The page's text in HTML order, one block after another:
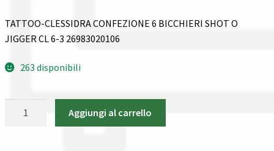
Confronta
I nostri negozi
Riepilogo ordine
TATTOO-CLESSIDRA CONFEZIONE 6 BICCHIERI SHOT O
JIGGER CL 6-3 26983020106
263 disponibili
Aggiungi al carrello